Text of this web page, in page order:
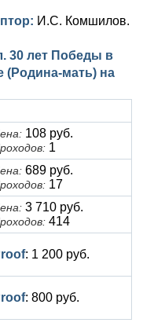
И.С. Комшилов.
30 лет Победы в
(Родина-мать) на
108 руб.
1
689 руб.
17
3 710 руб.
414
: 1 200 руб.
: 800 руб.